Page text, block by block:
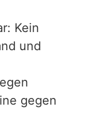
Kein
und
gegen